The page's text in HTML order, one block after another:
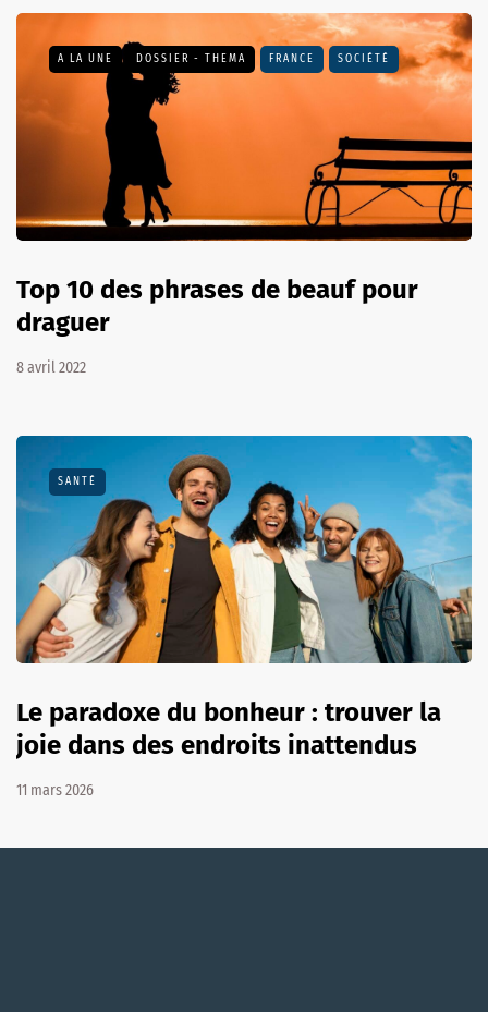
A LA UNE DOSSIER - THEMA FRANCE SOCIÉTÉ
Top 10 des phrases de beauf pour
draguer
8 avril 2022
SANTÉ
Le paradoxe du bonheur : trouver la
joie dans des endroits inattendus
11 mars 2026